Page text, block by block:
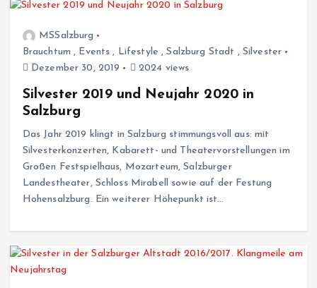
MSSalzburg
Brauchtum , Events , Lifestyle ,Salzburg Stadt , Silvester
Dezember 30, 2019
2024 views
Silvester 2019 und Neujahr 2020 in
Salzburg
Das Jahr 2019 klingt in Salzburg stimmungsvoll aus: mit
Silvesterkonzerten, Kabarett- und Theatervorstellungen im
Großen Festspielhaus, Mozarteum, Salzburger
Landestheater, Schloss Mirabell sowie auf der Festung
Hohensalzburg. Ein weiterer Höhepunkt ist…